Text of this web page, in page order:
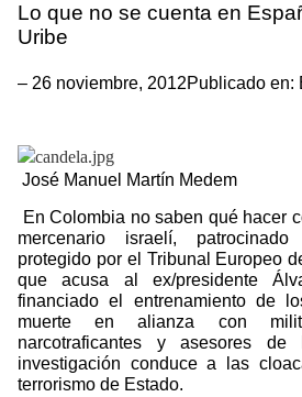
Lo que no se cuenta en
Uribe
– 26 noviembre, 2012Publicado en:
José Manuel Martín Medem
En Colombia no saben qué hacer
mercenario israelí,
protegido por el Tribunal Europeo
que acusa al ex/presidente
financiado el entrenamiento de
muerte en alianza con
narcotraficantes y asesores de
investigación conduce a las
terrorismo de Estado.